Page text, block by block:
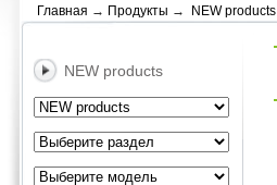
Главная → Продукты → NEW products
NEW products